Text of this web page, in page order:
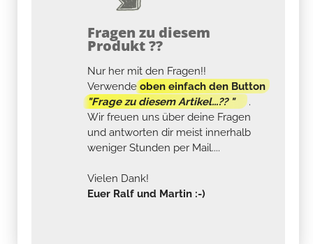
Fragen zu diesem
Produkt ??
Nur her mit den Fragen!!
Verwendeoben einfach den Button
"Frage zu diesem Artikel...?? "
.
Wir freuen uns über deine Fragen
und antworten dir meist innerhalb
weniger Stunden per Mail....
Vielen Dank!
Euer Ralf und Martin :-)